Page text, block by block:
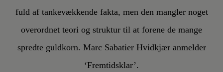
fuld af tankevækkende fakta, men den mangler noget
overordnet teori og struktur til at forene de mange
spredte guldkorn. Marc Sabatier Hvidkjær anmelder
‘Fremtidsklar’.